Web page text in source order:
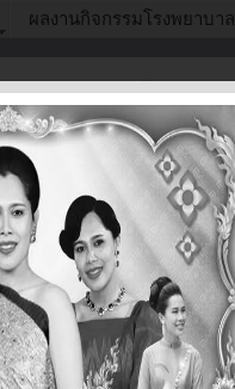
ผลงานกิจกรรมโรงพยาบาล